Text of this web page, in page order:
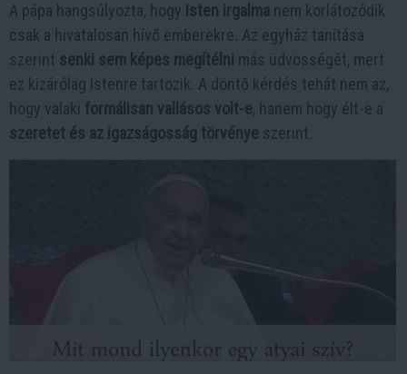
A pápa hangsúlyozta, hogy Isten irgalma nem korlátozódik
csak a hivatalosan hívő emberekre. Az egyház tanítása
szerint senki sem képes megítélni más üdvösségét, mert
ez kizárólag Istenre tartozik. A döntő kérdés tehát nem az,
hogy valaki formálisan vallásos volt-e, hanem hogy élt-e a
szeretet és az igazságosság törvénye szerint.